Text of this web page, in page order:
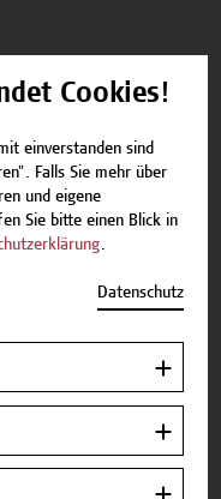
an alle, die
als
,
Fachkräfte
und
mit
Cookies!
einverstanden sind
Falls Sie mehr über
und eigene
Sie bitte einen Blick in
.
Datenschutz